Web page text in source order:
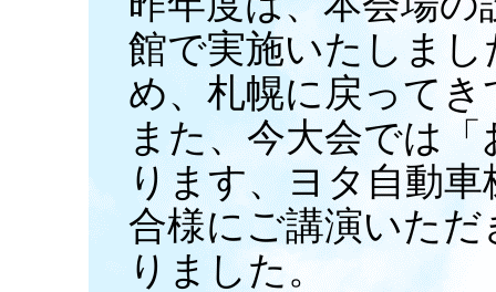
館で実施いたしま
め、札幌に戻って
また、今大会では
ります、ヨタ自動
合様にご講演いた
りました。